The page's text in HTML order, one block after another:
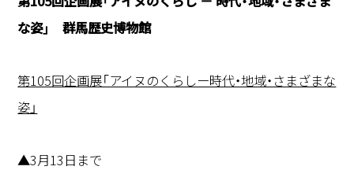
な姿」 群馬歴史博物館
第105回企画展「アイヌのくらしー時代・地域・さまざまな
姿」
▲3月13日まで